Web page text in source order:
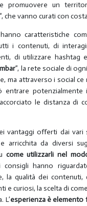
promuovere un
che vanno curati con
caratteristiche
i contenuti, di
di utilizzare hashtag
”, la rete sociale di
ma attraverso i social
entrare potenzialmente
le distanza di
vantaggi offerti dai vari
arricchita da diversi
come utilizzarli nel
consigli hanno
la qualità dei
e curiosi, la scelta di
L’esperienza è elemento